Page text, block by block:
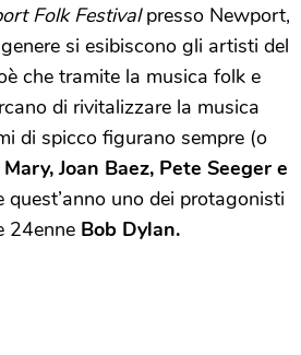
Folk Festivalpresso Newport,
si esibiscono gli artisti del
che tramite la musica folk e
di rivitalizzare la musica
di spicco figurano sempre (o
Joan Baez, Pete Seeger e
quest’anno uno dei protagonisti
24enne Bob Dylan.